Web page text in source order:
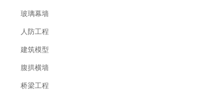
玻璃幕墙
人防工程
建筑模型
腹拱横墙
桥梁工程